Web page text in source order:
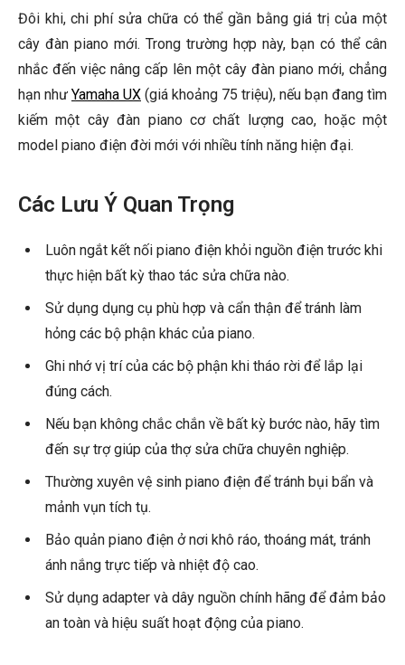
Đôi khi, chi phí sửa chữa có thể gần bằng giá trị của một
cây đàn piano mới. Trong trường hợp này, bạn có thể cân
nhắc đến việc nâng cấp lên một cây đàn piano mới, chẳng
hạn như Yamaha UX (giá khoảng 75 triệu), nếu bạn đang tìm
kiếm một cây đàn piano cơ chất lượng cao, hoặc một
model piano điện đời mới với nhiều tính năng hiện đại.
Các Lưu Ý Quan Trọng
Luôn ngắt kết nối piano điện khỏi nguồn điện trước khi
thực hiện bất kỳ thao tác sửa chữa nào.
Sử dụng dụng cụ phù hợp và cẩn thận để tránh làm
hỏng các bộ phận khác của piano.
Ghi nhớ vị trí của các bộ phận khi tháo rời để lắp lại
đúng cách.
Nếu bạn không chắc chắn về bất kỳ bước nào, hãy tìm
đến sự trợ giúp của thợ sửa chữa chuyên nghiệp.
Thường xuyên vệ sinh piano điện để tránh bụi bẩn và
mảnh vụn tích tụ.
Bảo quản piano điện ở nơi khô ráo, thoáng mát, tránh
ánh nắng trực tiếp và nhiệt độ cao.
Sử dụng adapter và dây nguồn chính hãng để đảm bảo
an toàn và hiệu suất hoạt động của piano.